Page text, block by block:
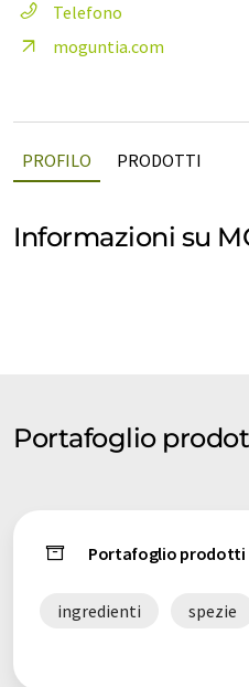
Telefono
moguntia.com
PROFILO PRODOTTI
Informazioni su
Portafoglio
Portafoglio prodotti
ingredienti spezie